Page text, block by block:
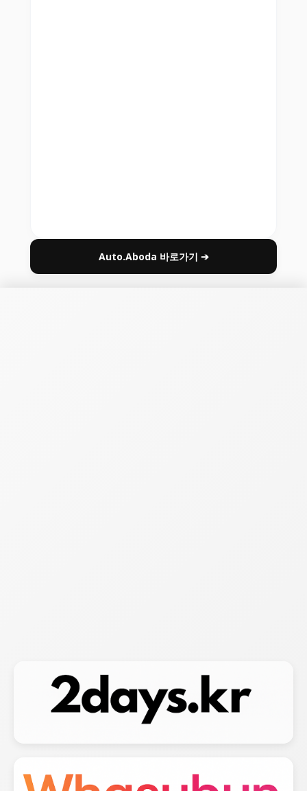
Auto.Aboda 바로가기 ➔